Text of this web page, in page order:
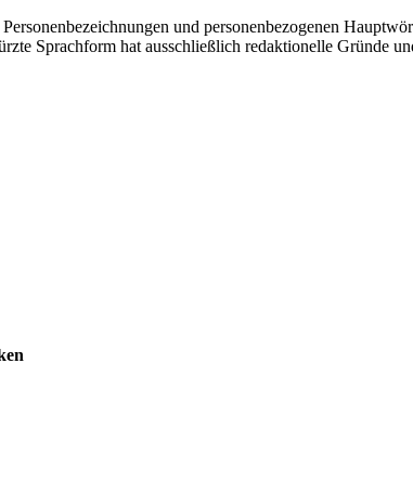
und personenbezogenen
Sprachform hat ausschließlich redaktionelle Gründe